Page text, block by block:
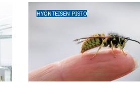
HYÖNTEISEN PISTO